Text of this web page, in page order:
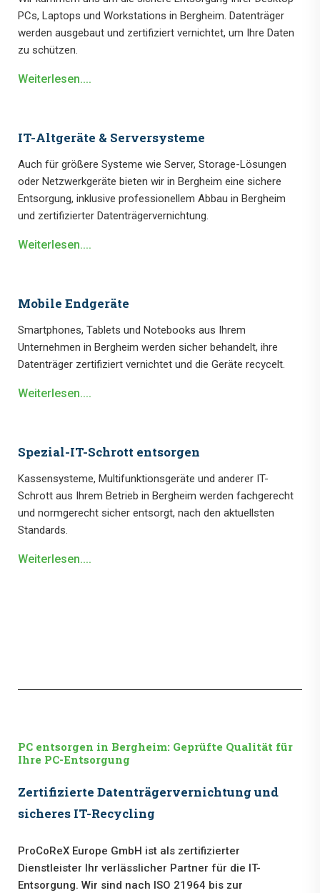
PCs, Laptops und Workstations in Bergheim. Datenträger
werden ausgebaut und zertifiziert vernichtet, um Ihre Daten
zu schützen.
Weiterlesen....
IT-Altgeräte & Serversysteme
Auch für größere Systeme wie Server, Storage-Lösungen
oder Netzwerkgeräte bieten wir in Bergheim eine sichere
Entsorgung, inklusive professionellem Abbau in Bergheim
und zertifizierter Datenträgervernichtung.
Weiterlesen....
Mobile Endgeräte
Smartphones, Tablets und Notebooks aus Ihrem
Unternehmen in Bergheim werden sicher behandelt, ihre
Datenträger zertifiziert vernichtet und die Geräte recycelt.
Weiterlesen....
Spezial-IT-Schrott entsorgen
Kassensysteme, Multifunktionsgeräte und anderer IT-
Schrott aus Ihrem Betrieb in Bergheim werden fachgerecht
und normgerecht sicher entsorgt, nach den aktuellsten
Standards.
Weiterlesen....
PC entsorgen in Bergheim: Geprüfte Qualität für
Ihre PC-Entsorgung
Zertifizierte Datenträgervernichtung und
sicheres IT-Recycling
ProCoReX Europe GmbH ist als zertifizierter
Dienstleister Ihr verlässlicher Partner für die IT-
Entsorgung. Wir sind nach ISO 21964 bis zur